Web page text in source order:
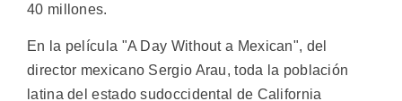
40 millones.
En la película "A Day Without a Mexican", del
director mexicano Sergio Arau, toda la población
latina del estado sudoccidental de California